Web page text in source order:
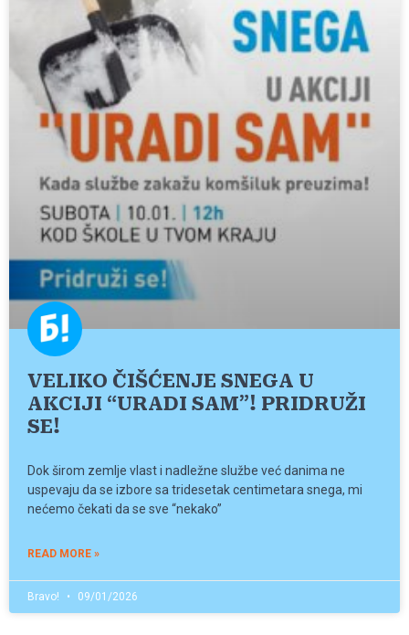
VELIKO ČIŠĆENJE SNEGA U
AKCIJI “URADI SAM”! PRIDRUŽI
SE!
Dok širom zemlje vlast i nadležne službe već danima ne
uspevaju da se izbore sa tridesetak centimetara snega, mi
nećemo čekati da se sve “nekako”
READ MORE »
Bravo! 09/01/2026